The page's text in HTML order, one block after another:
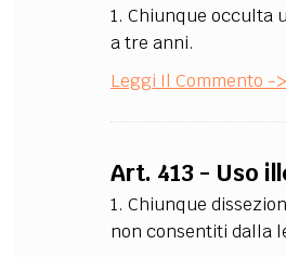
1. Chiunque occulta
a tre anni.
Leggi Il Commento ->
Art. 413 - Uso
1. Chiunque
non consentiti dalla